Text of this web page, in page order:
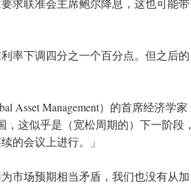
求联准会主席鲍尔降息，这也可能带
率下调四分之一个百分点。但之后的
Asset Management）的首席经济学家
，这似乎是（宽松周期的）下一阶段，
的会议上进行。」
市场预期相当矛盾，我们也没有从加